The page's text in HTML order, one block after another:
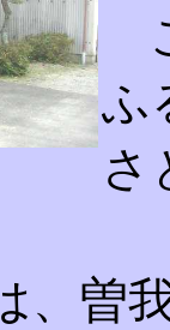
ふ
さ
曽